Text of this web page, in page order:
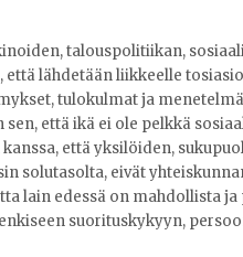
talouspolitiikan,
lähdetään liikkeelle
tulokulmat ja
että ikä ei ole pelkkä
että yksilöiden,
solutasolta, eivät
lain edessä on mahdollista ja
suorituskykyyn,